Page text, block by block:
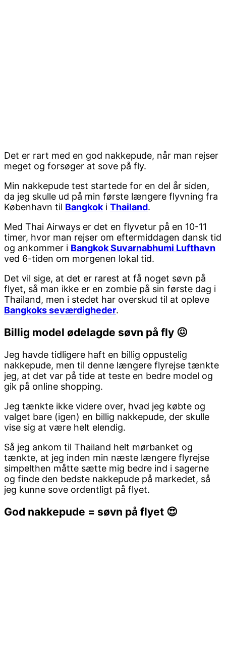
Det er rart med en god nakkepude, når man rejser
meget og forsøger at sove på fly.
Min nakkepude test startede for en del år siden,
da jeg skulle ud på min første længere flyvning fra
København til Bangkok i Thailand.
Med Thai Airways er det en flyvetur på en 10-11
timer, hvor man rejser om eftermiddagen dansk tid
og ankommer i Bangkok Suvarnabhumi Lufthavn
ved 6-tiden om morgenen lokal tid.
Det vil sige, at det er rarest at få noget søvn på
flyet, så man ikke er en zombie på sin første dag i
Thailand, men i stedet har overskud til at opleve
Bangkoks seværdigheder.
Billig model ødelagde søvn på fly 😖
Jeg havde tidligere haft en billig oppustelig
nakkepude, men til denne længere flyrejse tænkte
jeg, at det var på tide at teste en bedre model og
gik på online shopping.
Jeg tænkte ikke videre over, hvad jeg købte og
valget bare (igen) en billig nakkepude, der skulle
vise sig at være helt elendig.
Så jeg ankom til Thailand helt mørbanket og
tænkte, at jeg inden min næste længere flyrejse
simpelthen måtte sætte mig bedre ind i sagerne
og finde den bedste nakkepude på markedet, så
jeg kunne sove ordentligt på flyet.
God nakkepude = søvn på flyet 😍